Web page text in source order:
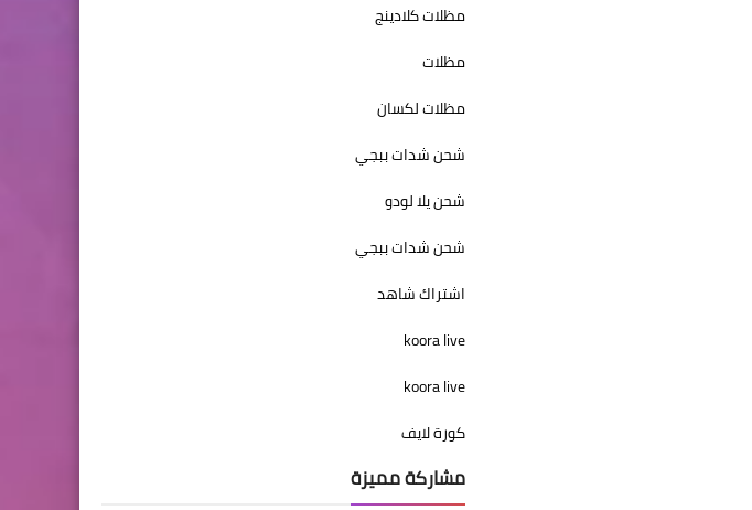
مظلات كلادينج
مظلات
مظلات لكسان
شحن شدات ببجي
شحن يلا لودو
شحن شدات ببجي
اشتراك شاهد
koora live
koora live
كورة لايف
مشاركة مميزة